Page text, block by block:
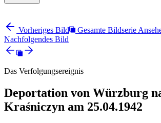
Vorheriges Bild
Gesamte Bildserie
Nachfolgendes Bild
Das Verfolgungsereignis
Deportation von Würzburg
Kraśniczyn am 25.04.1942